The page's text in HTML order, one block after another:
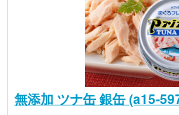
無添加 ツナ缶 銀缶 (a15-